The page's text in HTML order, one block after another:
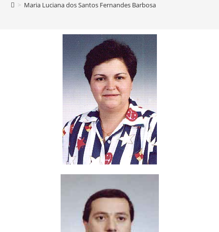
> Maria Luciana dos Santos Fernandes Barbosa